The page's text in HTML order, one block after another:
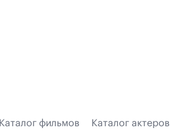
Каталог фильмов Каталог актеров